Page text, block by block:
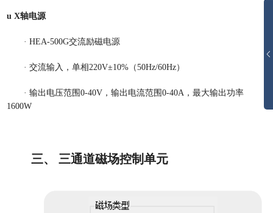
u X轴电源
· HEA-500G交流励磁电源
· 交流输入，单相220V±10%（50Hz/60Hz）
· 输出电压范围0-40V ，输出电流范围0-40A ，最大输出功率
1600W
三、 三通道磁场控制单元